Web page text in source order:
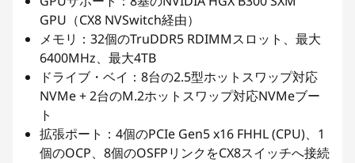
GPU（CX8 NVSwitch経由）
メモリ：32個のTruDDR5 RDIMMスロット、最大
6400MHz、最大4TB
ドライブ・ベイ：8台の2.5型ホットスワップ対応
NVMe + 2台のM.2ホットスワップ対応NVMeブー
ト
拡張ポート：4個のPCIe Gen5 x16 FHHL (CPU)、1
個のOCP、8個のOSFPリンクをCX8スイッチへ接続